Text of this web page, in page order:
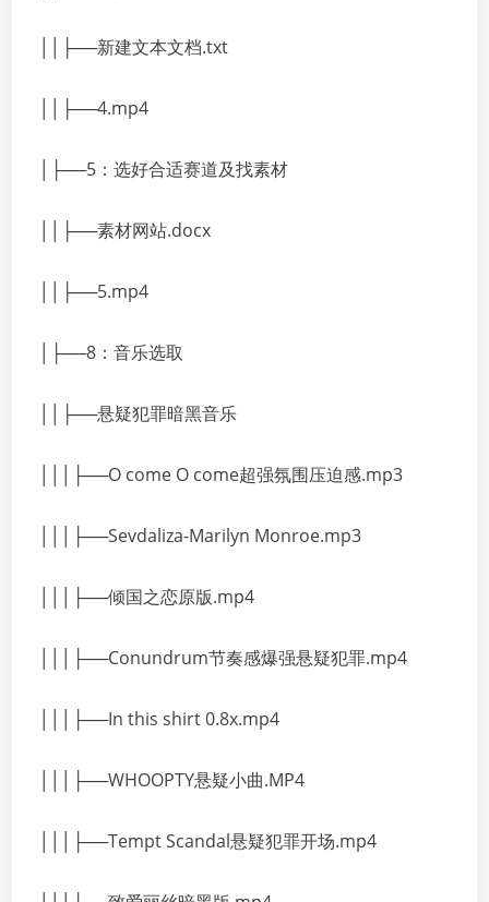
││├──新建文本文档.txt
││├──4.mp4
│├──5：选好合适赛道及找素材
││├──素材网站.docx
││├──5.mp4
│├──8：音乐选取
││├──悬疑犯罪暗黑音乐
│││├──O come O come超强氛围压迫感.mp3
│││├──Sevdaliza-Marilyn Monroe.mp3
│││├──倾国之恋原版.mp4
│││├──Conundrum节奏感爆强悬疑犯罪.mp4
│││├──In this shirt 0.8x.mp4
│││├──WHOOPTY悬疑小曲.MP4
│││├──Tempt Scandal悬疑犯罪开场.mp4